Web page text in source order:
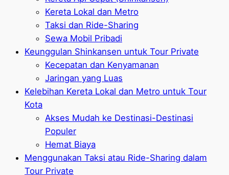
Kereta Lokal dan Metro
Taksi dan Ride-Sharing
Sewa Mobil Pribadi
Keunggulan Shinkansen untuk Tour Private
Kecepatan dan Kenyamanan
Jaringan yang Luas
Kelebihan Kereta Lokal dan Metro untuk Tour
Kota
Akses Mudah ke Destinasi-Destinasi
Populer
Hemat Biaya
Menggunakan Taksi atau Ride-Sharing dalam
Tour Private